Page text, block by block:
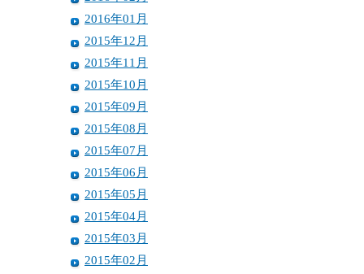
2016年01月
2015年12月
2015年11月
2015年10月
2015年09月
2015年08月
2015年07月
2015年06月
2015年05月
2015年04月
2015年03月
2015年02月